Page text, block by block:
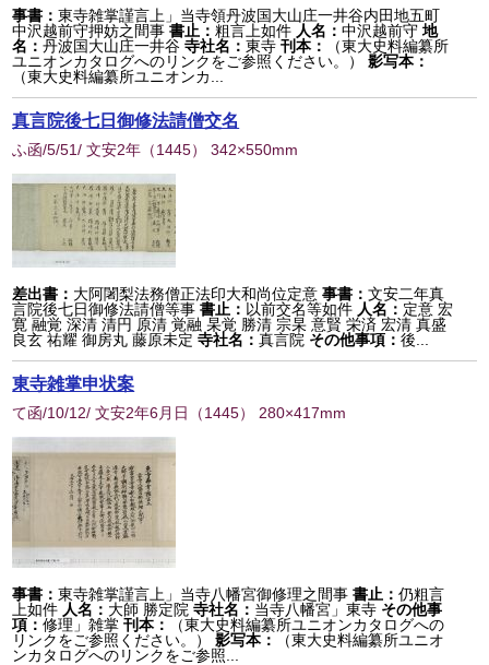
事書：東寺雑掌謹言上」当寺領丹波国大山庄一井谷内田地五町
中沢越前守押妨之間事 書止：粗言上如件 人名：中沢越前守 地
名：丹波国大山庄一井谷 寺社名：東寺 刊本：
（東大史料編纂所
ユニオンカタログへのリンクをご参照ください。）
影写本：
（東大史料編纂所ユニオンカ...
真言院後七日御修法請僧交名
ふ函/5/51/ 文安2年 （1445） 342×550mm
差出書： 大阿闍梨法務僧正法印大和尚位定意 事書：文安二年真
言院後七日御修法請僧等事 書止： 以前交名等如件 人名： 定意 宏
寛 融覚 深清 清円 原清 覚融 杲覚 勝清 宗杲 意賢 栄済 宏清 真盛
良玄 祐耀 御房丸 藤原未定 寺社名：真言院 その他事項：後...
東寺雑掌申状案
て函/10/12/ 文安2年6月日 （1445） 280×417mm
事書：東寺雑掌謹言上」当寺八幡宮御修理之間事 書止：仍粗言
上如件 人名： 大師 勝定院 寺社名： 当寺八幡宮」東寺 その他事
項：修理」雑掌 刊本：
（東大史料編纂所ユニオンカタログへの
リンクをご参照ください。）
影写本：
（東大史料編纂所ユニオ
ンカタログへのリンクをご参照...